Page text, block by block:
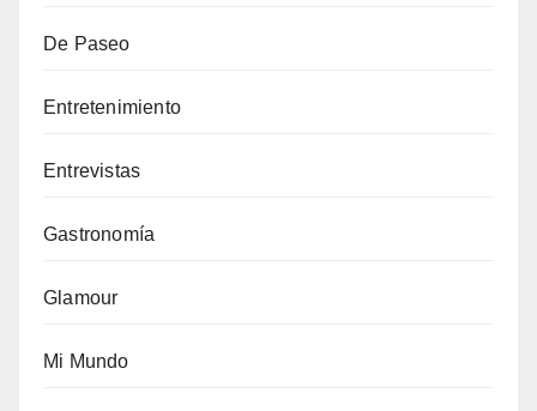
De Paseo
Entretenimiento
Entrevistas
Gastronomía
Glamour
Mi Mundo